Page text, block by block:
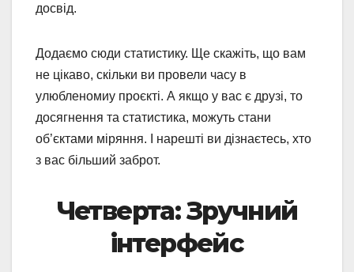
досвід.
Додаємо сюди статистику. Ще скажіть, що вам
не цікаво, скільки ви провели часу в
улюбленомиу проєкті. А якщо у вас є друзі, то
досягнення та статистика, можуть стани
об’єктами міряння. І нарешті ви дізнаєтесь, хто
з вас більший заброт.
Четверта: Зручний
інтерфейс